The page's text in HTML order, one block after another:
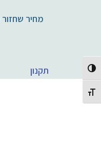
Toggle High Contrast
Toggle Font size
מחיר
תקנון